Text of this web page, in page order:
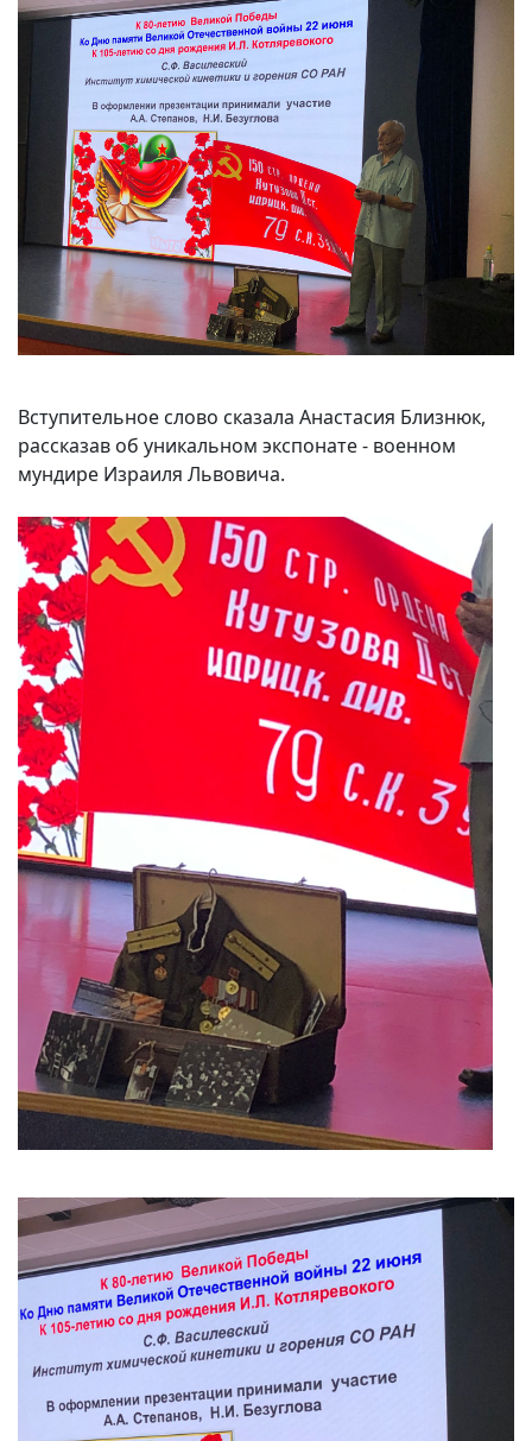
Вступительное слово сказала Анастасия Близнюк,
рассказав об уникальном экспонате - военном
мундире Израиля Львовича.